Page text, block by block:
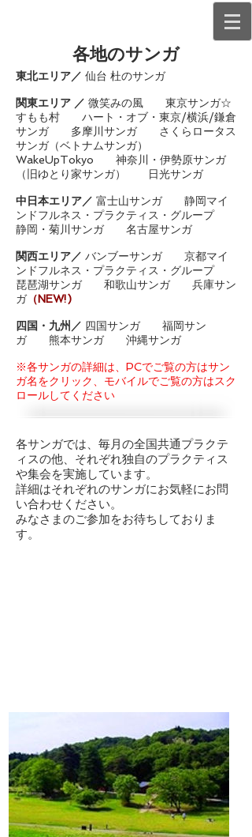
各地のサンガ
東北エリア／ 仙台 杜のサンガ
関東エリア ／ 微笑みの風
東京サンガ☆
すもも村
ハート・オブ・東京/横浜/鎌倉
サンガ
多摩川サンガ さくら ロータス
サンガ（ベトナムサンガ）
WakeUpTokyo
神奈川・伊勢原サンガ
（旧ゆとり家サンガ） 日光サンガ
中日本エリア／ 富士山サンガ 静岡マイ
ンドフルネス・プラクティス・グループ
静岡・菊川サンガ
名古屋サンガ
関西エリア／ バンブーサンガ
京都マイ
ンドフルネス・プラクティス・グループ
琵琶湖サンガ
和歌山サンガ
兵庫サン
ガ（NEW!)
四国・九州／ 四国サンガ
福岡サン
ガ
熊本サンガ 沖縄サンガ
​※各サンガの詳細は、PCでご覧の方はサン
ガ名をクリック、モバイルでご覧の方はスク
ロールしてください
各サンガでは、毎月の全国共通プラクテ
ィスの他、それぞれ独自のプラクティス
や集会を実施しています。
詳細はそれぞれのサンガにお気軽にお問
い合わせください。
みなさまのご参加をお待ちしておりま
す。